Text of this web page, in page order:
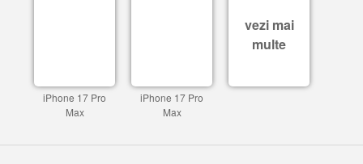
iPhone 17 Pro
Max
iPhone 17 Pro
Max
vezi mai
multe